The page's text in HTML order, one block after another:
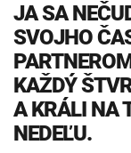
JA SA
SVOJHO
KAŽDÝ
A KRÁLI NA
NEDEĽU.